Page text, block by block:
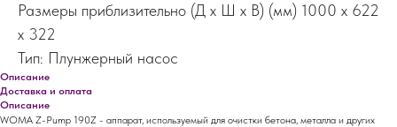
Размеры приблизительно (Д x Ш x В) (мм) 1000 x 622
x 322
Тип: Плунжерный насос
Описание
Доставка и оплата
Описание
WOMA Z-Pump 190Z - аппарат, используемый для очистки бетона, металла и других